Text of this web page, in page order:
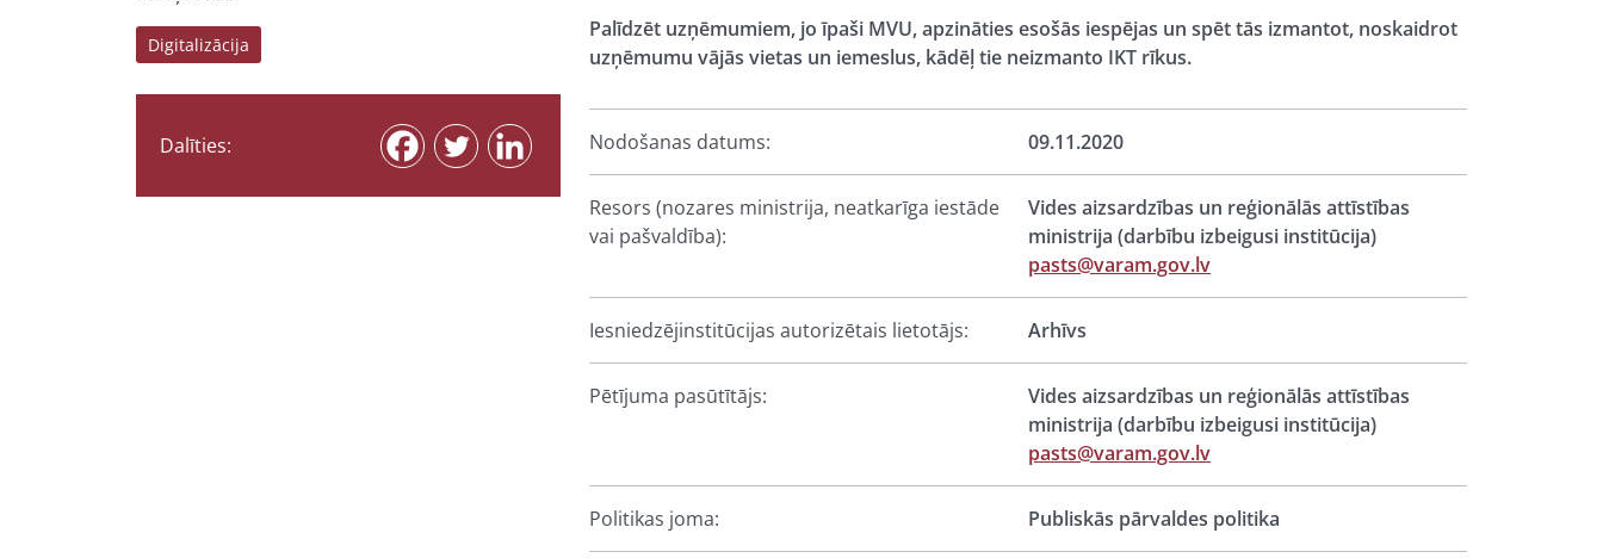
Digitalizācija
Dalīties:
Palīdzēt uzņēmumiem, jo īpaši MVU, apzināties esošās iespējas un spēt tās izmantot, noskaidrot
uzņēmumu vājās vietas un iemeslus, kādēļ tie neizmanto IKT rīkus.
Nodošanas datums: 09.11.2020
Resors (nozares ministrija, neatkarīga iestāde
vai pašvaldība):
Vides aizsardzības un reģionālās attīstības
ministrija (darbību izbeigusi institūcija)
pasts@varam.gov.lv
Iesniedzējinstitūcijas autorizētais lietotājs: Arhīvs
Pētījuma pasūtītājs:
Vides aizsardzības un reģionālās attīstības
ministrija (darbību izbeigusi institūcija)
pasts@varam.gov.lv
Politikas joma: Publiskās pārvaldes politika